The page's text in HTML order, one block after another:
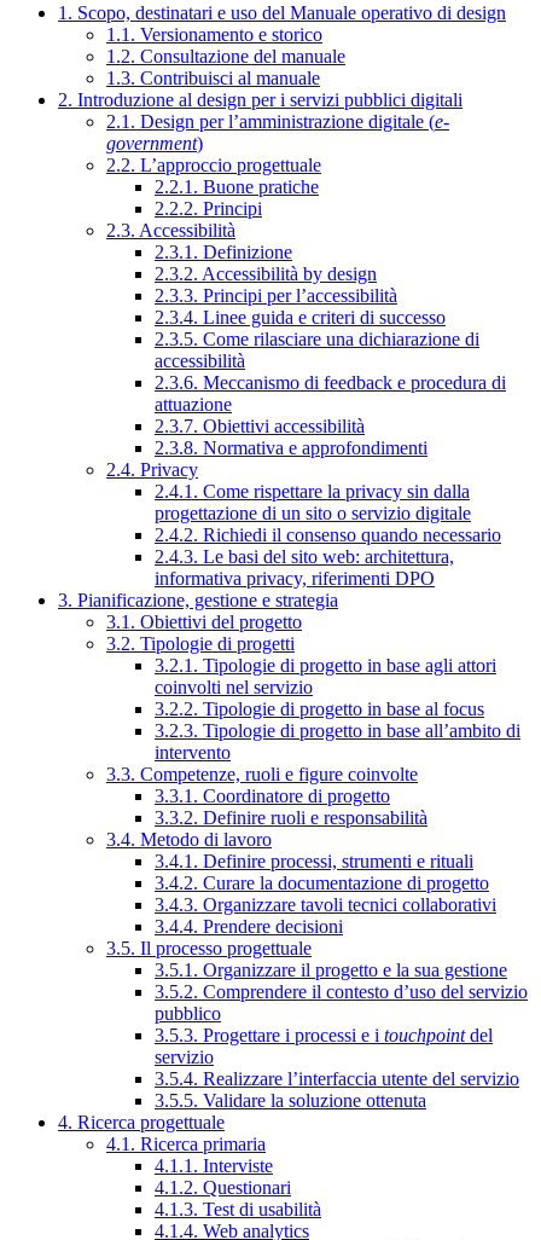
1. Scopo, destinatari e uso del Manuale operativo di design
1.1. Versionamento e storico
1.2. Consultazione del manuale
1.3. Contribuisci al manuale
2. Introduzione al design per i servizi pubblici digitali
2.1. Design per l’amministrazione digitale (e-
government)
2.2. L’approccio progettuale
2.2.1. Buone pratiche
2.2.2. Principi
2.3. Accessibilità
2.3.1. Definizione
2.3.2. Accessibilità by design
2.3.3. Principi per l’accessibilità
2.3.4. Linee guida e criteri di successo
2.3.5. Come rilasciare una dichiarazione di
accessibilità
2.3.6. Meccanismo di feedback e procedura di
attuazione
2.3.7. Obiettivi accessibilità
2.3.8. Normativa e approfondimenti
2.4. Privacy
2.4.1. Come rispettare la privacy sin dalla
progettazione di un sito o servizio digitale
2.4.2. Richiedi il consenso quando necessario
2.4.3. Le basi del sito web: architettura,
informativa privacy, riferimenti DPO
3. Pianificazione, gestione e strategia
3.1. Obiettivi del progetto
3.2. Tipologie di progetti
3.2.1. Tipologie di progetto in base agli attori
coinvolti nel servizio
3.2.2. Tipologie di progetto in base al focus
3.2.3. Tipologie di progetto in base all’ambito di
intervento
3.3. Competenze, ruoli e figure coinvolte
3.3.1. Coordinatore di progetto
3.3.2. Definire ruoli e responsabilità
3.4. Metodo di lavoro
3.4.1. Definire processi, strumenti e rituali
3.4.2. Curare la documentazione di progetto
3.4.3. Organizzare tavoli tecnici collaborativi
3.4.4. Prendere decisioni
3.5. Il processo progettuale
3.5.1. Organizzare il progetto e la sua gestione
3.5.2. Comprendere il contesto d’uso del servizio
pubblico
3.5.3. Progettare i processi e i touchpointdel
servizio
3.5.4. Realizzare l’interfaccia utente del servizio
3.5.5. Validare la soluzione ottenuta
4. Ricerca progettuale
4.1. Ricerca primaria
4.1.1. Interviste
4.1.2. Questionari
4.1.3. Test di usabilità
4.1.4. Web analytics